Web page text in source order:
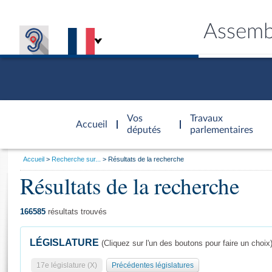
Accueil
d'accueil
Vos
députés
Travaux
parlementaires
Général
Vous
Accueil Recherche sur... Résultats de la recherche
Résultats de la recherche
166585 résultats trouvés
LÉGISLATURE (Cliquez sur l'un des boutons pour faire un choix)
17e législature (X) Précédentes législatures